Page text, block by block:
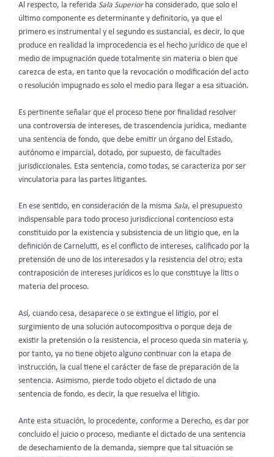
Al respecto, la referida Sala Superiorha considerado, que solo el
último componente es determinante y definitorio, ya que el
primero es instrumental y el segundo es sustancial, es decir, lo que
produce en realidad la improcedencia es el hecho jurídico de que el
medio de impugnación quede totalmente sin materia o bien que
carezca de esta, en tanto que la revocación o modificación del acto
o resolución impugnado es solo el medio para llegar a esa situación.
Es pertinente señalar que el proceso tiene por finalidad resolver
una controversia de intereses, de trascendencia jurídica, mediante
una sentencia de fondo, que debe emitir un órgano del Estado,
autónomo e imparcial, dotado, por supuesto, de facultades
jurisdiccionales. Esta sentencia, como todas, se caracteriza por ser
vinculatoria para las partes litigantes.
En ese sentido, en consideración de la misma Sala, el presupuesto
indispensable para todo proceso jurisdiccional contencioso esta
constituido por la existencia y subsistencia de un litigio que, en la
definición de Carnelutti, es el conflicto de intereses, calificado por la
pretensión de uno de los interesados y la resistencia del otro; esta
contraposición de intereses jurídicos es lo que constituye la litis o
materia del proceso.
Así, cuando cesa, desaparece o se extingue el litigio, por el
surgimiento de una solución autocompositiva o porque deja de
existir la pretensión o la resistencia, el proceso queda sin materia y,
por tanto, ya no tiene objeto alguno continuar con la etapa de
instrucción, la cual tiene el carácter de fase de preparación de la
sentencia. Asimismo, pierde todo objeto el dictado de una
sentencia de fondo, es decir, la que resuelva el litigio.
Ante esta situación, lo procedente, conforme a Derecho, es dar por
concluido el juicio o proceso, mediante el dictado de una sentencia
de desechamiento de la demanda, siempre que tal situación se